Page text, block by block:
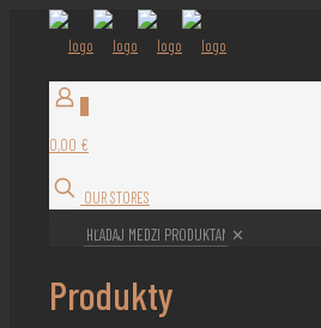
0,00 €
OUR STORES
✕
Produkty